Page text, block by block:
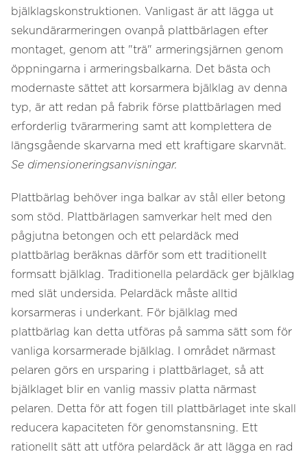
bjälklagskonstruktionen. Vanligast är att lägga ut
sekundärarmeringen ovanpå plattbärlagen efter
montaget, genom att "trä" armeringsjärnen genom
öppningarna i armeringsbalkarna. Det bästa och
modernaste sättet att korsarmera bjälklag av denna
typ, är att redan på fabrik förse plattbärlagen med
erforderlig tvärarmering samt att komplettera de
längsgående skarvarna med ett kraftigare skarvnät.
Se dimensioneringsanvisningar.
Plattbärlag behöver inga balkar av stål eller betong
som stöd. Plattbärlagen samverkar helt med den
pågjutna betongen och ett pelardäck med
plattbärlag beräknas därför som ett traditionellt
formsatt bjälklag. Traditionella pelardäck ger bjälklag
med slät undersida. Pelardäck måste alltid
korsarmeras i underkant. För bjälklag med
plattbärlag kan detta utföras på samma sätt som för
vanliga korsarmerade bjälklag. I området närmast
pelaren görs en ursparing i plattbärlaget, så att
bjälklaget blir en vanlig massiv platta närmast
pelaren. Detta för att fogen till plattbärlaget inte skall
reducera kapaciteten för genomstansning. Ett
rationellt sätt att utföra pelardäck är att lägga en rad